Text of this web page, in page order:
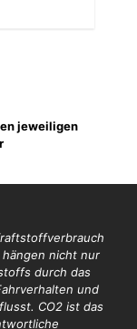
jeweiligen
hängen nicht nur
durch das
und
CO2 ist das